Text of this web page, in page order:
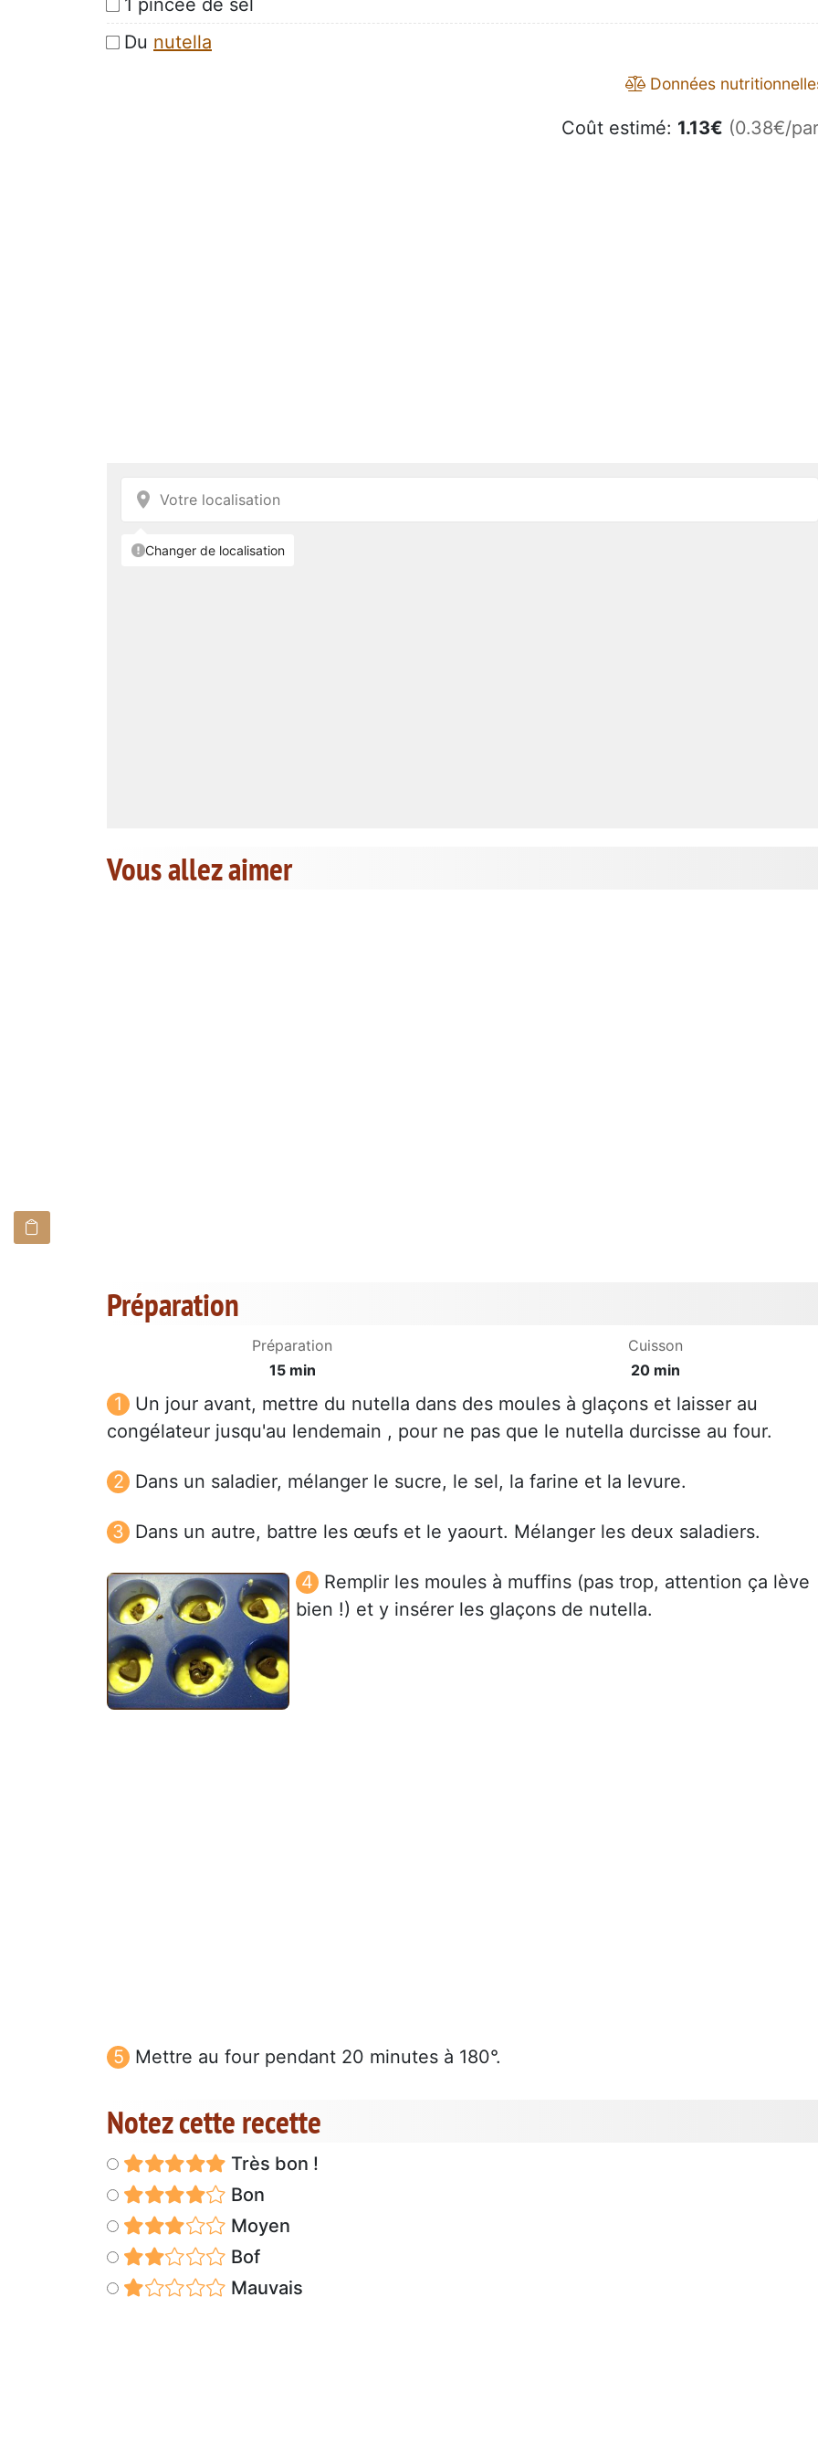
Du nutella
Données
Coût estimé: 1.13€ (0.38€/
Vous allez aimer
Préparation
Préparation
15 min
Cuisson
20 min
Un jour avant, mettre du nutella dans des moules à glaçons et laisser au
congélateur jusqu'au lendemain , pour ne pas que le nutella durcisse au four.
Dans un saladier, mélanger le sucre, le sel, la farine et la levure.
Dans un autre, battre les œufs et le yaourt. Mélanger les deux saladiers.
Remplir les moules à muffins (pas trop, attention ça lève
bien !) et y insérer les glaçons de nutella.
Mettre au four pendant 20 minutes à 180°.
Notez cette recette
Très bon !
Bon
Moyen
Bof
Mauvais